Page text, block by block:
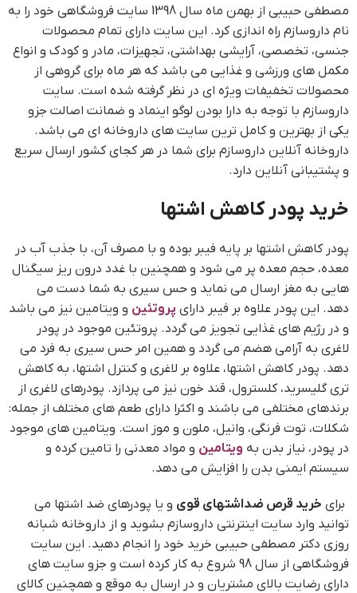
مصطفی حبیبی از بهمن ماه سال 1398 سایت فروشگاهی خود را به
نام داروسازم راه اندازی کرد. این سایت دارای تمام محصولات
جنسی، تخصصی، آرایشی بهداشتی، تجهیزات، مادر و کودک و انواع
مکمل های ورزشی و غذایی می باشد که هر ماه برای گروهی از
محصولات تخفیفات ویژه ای در نظر گرفته شده است. سایت
داروسازم با توجه به دارا بودن لوگو اینماد و ضمانت اصالت جزو
یکی از بهترین و کامل ترین سایت های داروخانه ای می باشد.
داروخانه آنلاین داروسازم برای شما در هر کجای کشور ارسال سریع
و پشتیبانی آنلاین دارد.
خرید پودر کاهش اشتها
پودر کاهش اشتها بر پایه فیبر بوده و با مصرف آن، با جذب آب در
معده، حجم معده پر می شود و همچنین با غدد درون ریز سیگنال
هایی به مغز ارسال می نماید و حس سیری به شما دست می
دهد. این پودر علاوه بر فیبر دارای پروتئین و ویتامین نیز می باشد
و در رژیم های غذایی تجویز می گردد. پروتئین موجود در پودر
لاغری به آرامی هضم می گردد و همین امر حس سیری به فرد می
دهد. پودر کاهش اشتها، علاوه بر لاغری و کنترل اشتها، به کاهش
تری گلیسرید، کلسترول، قند خون نیز می پردازد. پودرهای لاغری از
برندهای مختلفی می باشند و اکثرا دارای طعم های مختلف از جمله:
شکلات، توت فرنگی، وانیل، ملون و موز است. ویتامین های موجود
در پودر، نیاز بدن به ویتامین و مواد معدنی را تامین کرده و
سیستم ایمنی بدن را افزایش می دهد.
برای خرید قرص ضداشتهای قوی و یا پودرهای ضد اشتها می
توانید وارد سایت اینترنتی داروسازم بشوید و از داروخانه شبانه
روزی دکتر مصطفی حبیبی خرید خود را انجام دهید. این سایت
فروشگاهی از سال 98 شروع به کار کرده است و جزو سایت های
دارای رضایت بالای مشتریان و در ارسال به موقع و همچنین کالای